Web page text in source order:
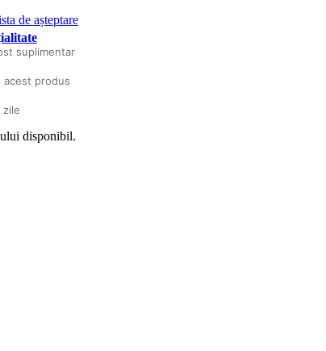
de așteptare
suplimentar
acest produs
zile
disponibil.